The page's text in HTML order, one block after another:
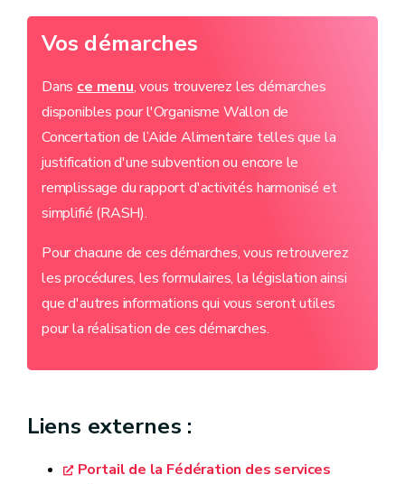
Vos démarches
Dans ce menu, vous trouverez les démarches
disponibles pour l'Organisme Wallon de
Concertation de l’Aide Alimentaire telles que la
justification d'une subvention ou encore le
remplissage du rapport d'activités harmonisé et
simplifié (RASH).
Pour chacune de ces démarches, vous retrouverez
les procédures, les formulaires, la législation ainsi
que d'autres informations qui vous seront utiles
pour la réalisation de ces démarches.
Liens externes :
Portail de la Fédération des services